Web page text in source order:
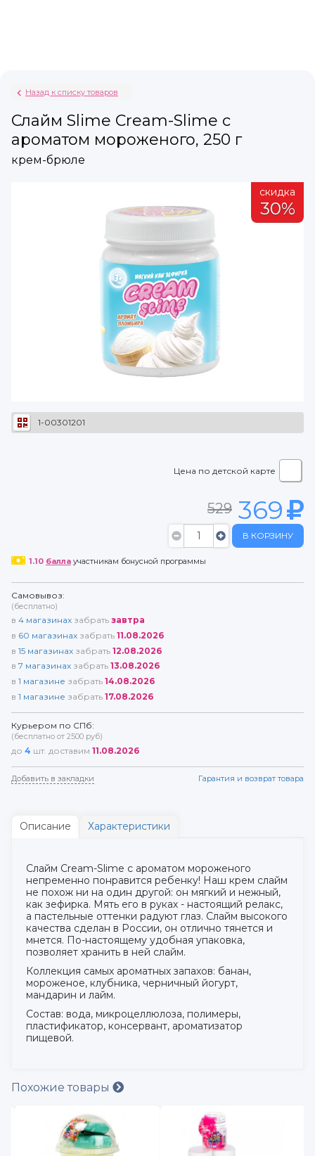
Назад к списку товаров
Слайм Slime Cream-Slime с
ароматом мороженого, 250 г
крем-брюле
скидка
30%
1-00301201
Цена по детской карте
529 369
В КОРЗИНУ
1.10 баллаучастникам бонусной программы
Самовывоз:
(бесплатно)
в 4 магазинах забрать завтра
в 60 магазинах забрать 11.08.2026
в 15 магазинах забрать 12.08.2026
в 7 магазинах забрать 13.08.2026
в 1 магазине забрать 14.08.2026
в 1 магазине забрать 17.08.2026
Курьером по СПб:
(бесплатно от 2500 руб)
до 4 шт. доставим 11.08.2026
Добавить в закладки Гарантия и возврат товара
Описание Характеристики
Слайм Cream-Slime с ароматом мороженого
непременно понравится ребенку! Наш крем слайм
не похож ни на один другой: он мягкий и нежный,
как зефирка. Мять его в руках - настоящий релакс,
а пастельные оттенки радуют глаз. Слайм высокого
качества сделан в России, он отлично тянется и
мнется. По-настоящему удобная упаковка,
позволяет хранить в ней слайм.
Коллекция самых ароматных запахов: банан,
мороженое, клубника, черничный йогурт,
мандарин и лайм.
Состав: вода, микроцеллюлоза, полимеры,
пластификатор, консервант, ароматизатор
пищевой.
Похожие товары